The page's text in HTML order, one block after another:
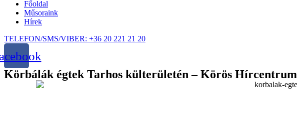
Főoldal
Műsoraink
Hírek
TELEFON/SMS/VIBER: +36 20 221 21 20
Körbálák égtek Tarhos külterületén – Körös Hírcentrum